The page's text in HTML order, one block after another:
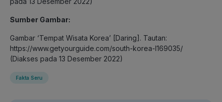
Sumber Gambar:
Gambar ‘Tempat Wisata Korea’ [Daring]. Tautan:
https://www.getyourguide.com/south-korea-l169035/
(Diakses pada 13 Desember 2022)
Fakta Seru